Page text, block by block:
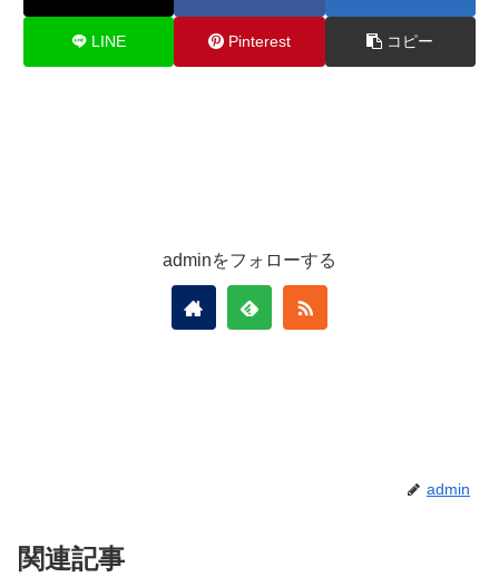
LINE Pinterest コピー
adminをフォローする
admin
関連記事